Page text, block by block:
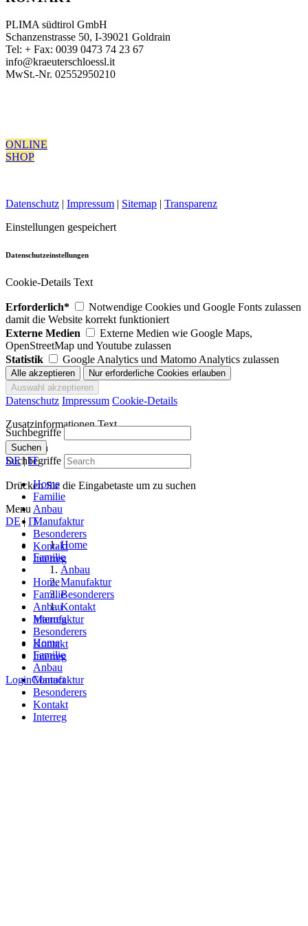
PLIMA südtirol GmbH
Schanzenstrasse 50, I-39021 Goldrain
Tel: + Fax: 0039 0473 74 23 67
info@kraeuterschloessl.it
MwSt.-Nr. 02552950210
ONLINE
SHOP
Datenschutz | Impressum | Sitemap | Transparenz
Einstellungen gespeichert
Datenschutzeinstellungen
Cookie-Details Text
Erforderlich*
Notwendige Cookies und Google Fonts zulassen
damit die Website korrekt funktioniert
Externe Medien
Externe Medien wie Google Maps,
OpenStreetMap und Youtube zulassen
Statistik
Google Analytics und Matomo Analytics zulassen
Datenschutz Impressum Cookie-Details
Zusatzinformationen Text
Schließen
Suchbegriffe
Drücken Sie die Eingabetaste um zu suchen
Menu
DE| IT
Home
Familie
Anbau
Manufaktur
Besonderers
Kontakt
Interreg
Home
Familie
Anbau
Manufaktur
Besonderers
Kontakt
Interreg
Suchbegriffe
Suchen
DE|IT
Home
Familie
Anbau
Manufaktur
Besonderers
Kontakt
Interreg
Home
Familie
Anbau
Manufaktur
Besonderers
Kontakt
Interreg
LoginContact